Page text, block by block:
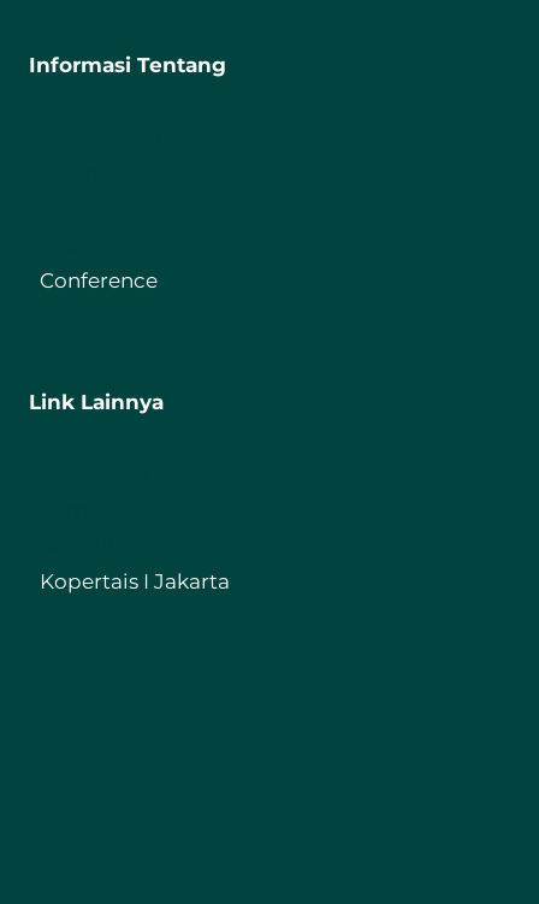
Informasi Tentang
Conference
Link Lainnya
Kopertais I Jakarta